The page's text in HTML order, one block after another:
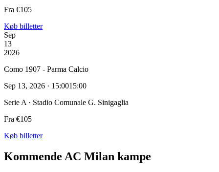
Fra €105
Køb billetter
Sep
13
2026
Como 1907 - Parma Calcio
Sep 13, 2026 · 15:0015:00
Serie A · Stadio Comunale G. Sinigaglia
Fra €105
Køb billetter
Kommende AC Milan kampe